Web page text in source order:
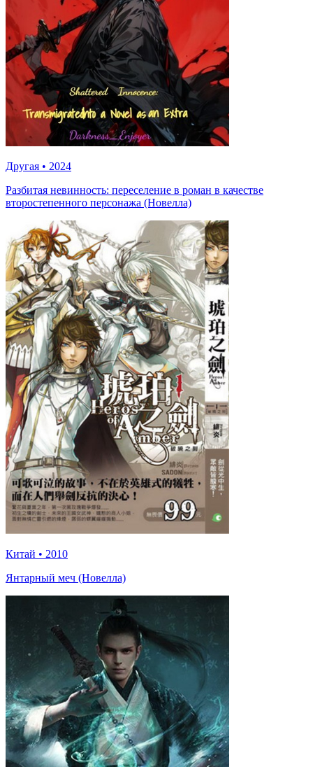
Другая • 2024
Разбитая невинность: переселение в роман в качестве
второстепенного персонажа (Новелла)
Китай • 2010
Янтарный меч (Новелла)